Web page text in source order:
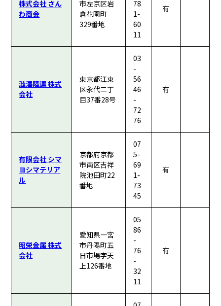
株式会社 さん
わ商会
市左京区岩
倉花園町
329番地
78
1-
60
11
有
澁澤陸運 株式
会社
東京都江東
区永代二丁
目37番28号
03
-
56
46
-
72
76
有
有限会社 シマ
ヨシマテリア
ル
京都府京都
市南区吉祥
院池田町22
番地
07
5-
69
1-
73
45
有
昭栄金属 株式
会社
愛知県一宮
市丹陽町五
日市場字天
上126番地
05
86
-
76
-
32
11
有